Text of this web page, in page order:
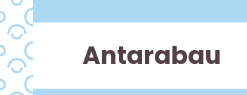
Skip
to
content
Antarabau